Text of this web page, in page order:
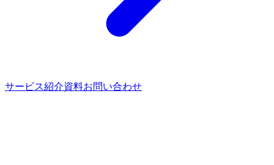
サービス紹介資料お問い合わせ